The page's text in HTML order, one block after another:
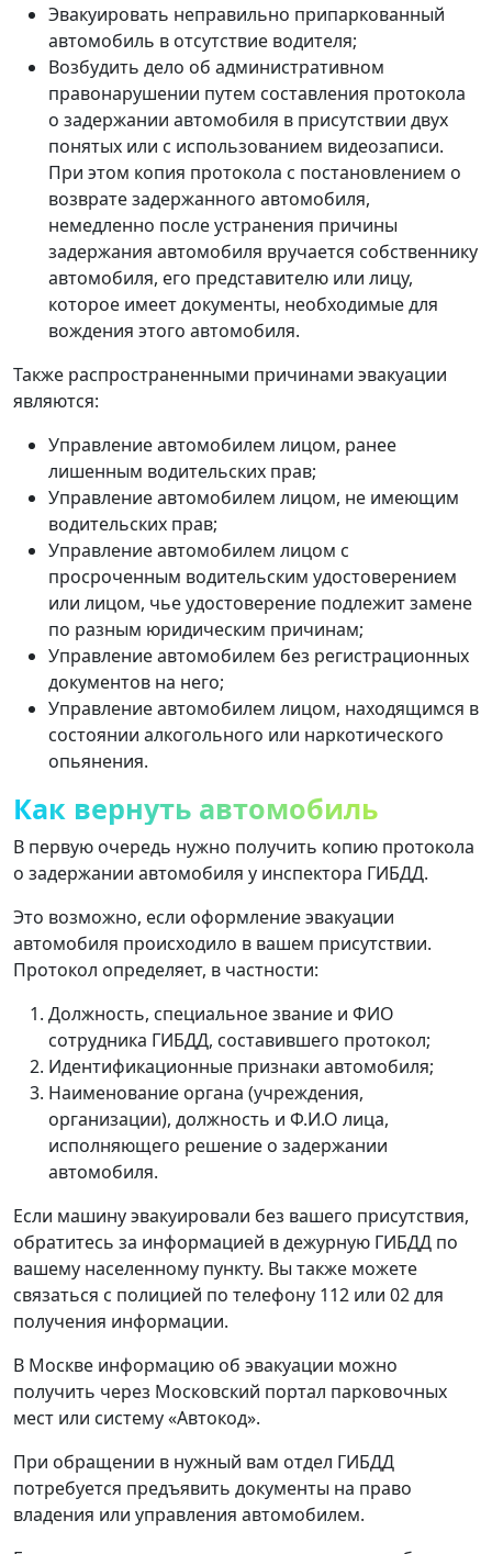
Эвакуировать неправильно припаркованный
автомобиль в отсутствие водителя;
Возбудить дело об административном
правонарушении путем составления протокола
о задержании автомобиля в присутствии двух
понятых или с использованием видеозаписи.
При этом копия протокола с постановлением о
возврате задержанного автомобиля,
немедленно после устранения причины
задержания автомобиля вручается собственнику
автомобиля, его представителю или лицу,
которое имеет документы, необходимые для
вождения этого автомобиля.
Также распространенными причинами эвакуации
являются:
Управление автомобилем лицом, ранее
лишенным водительских прав;
Управление автомобилем лицом, не имеющим
водительских прав;
Управление автомобилем лицом с
просроченным водительским удостоверением
или лицом, чье удостоверение подлежит замене
по разным юридическим причинам;
Управление автомобилем без регистрационных
документов на него;
Управление автомобилем лицом, находящимся в
состоянии алкогольного или наркотического
опьянения.
Как вернуть автомобиль
В первую очередь нужно получить копию протокола
о задержании автомобиля у инспектора ГИБДД.
Это возможно, если оформление эвакуации
автомобиля происходило в вашем присутствии.
Протокол определяет, в частности:
Должность, специальное звание и ФИО
сотрудника ГИБДД, составившего протокол;
Идентификационные признаки автомобиля;
Наименование органа (учреждения,
организации), должность и Ф.И.О лица,
исполняющего решение о задержании
автомобиля.
Если машину эвакуировали без вашего присутствия,
обратитесь за информацией в дежурную ГИБДД по
вашему населенному пункту. Вы также можете
связаться с полицией по телефону 112 или 02 для
получения информации.
В Москве информацию об эвакуации можно
получить через Московский портал парковочных
мест или систему «Автокод».
При обращении в нужный вам отдел ГИБДД
потребуется предъявить документы на право
владения или управления автомобилем.